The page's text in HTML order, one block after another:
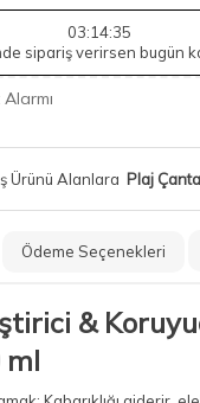
03:14:34
sipariş verirsen bugün
Ürünü Alanlara Plaj
Ödeme Seçenekleri
&
ml